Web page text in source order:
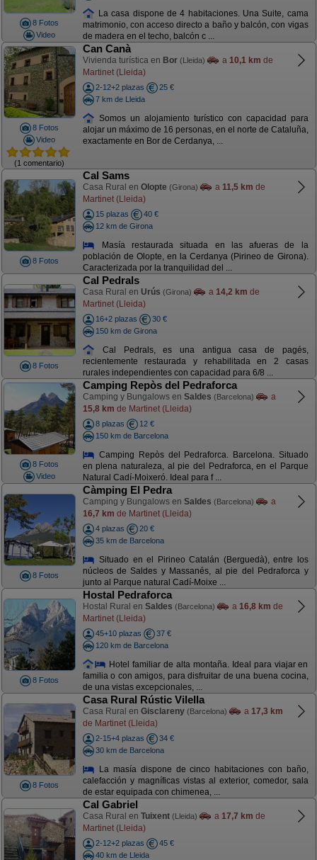
8 Fotos
Video
La casa dispone de 4 habitaciones. Una Suite, cama
matrimonio, con acceso directo a baño y balcón, con vigas
de madera en el techo, balcón c ...
8 Fotos
Video
(1 comentario)
Can Canà
Vivienda turística en Bor (Lleida) a 10,1 km de
Martinet (Lleida)
2-12+2 plazas
25 €
7 km de Lleida
Somos un alojamiento turístico con capacidad para
alojar un máximo de 16 personas, en el norte de Cataluña,
exactamente en Bor de Cerdanya, ...
8 Fotos
Cal Sams
Casa Rural en Olopte (Girona) a 11,5 km de
Martinet (Lleida)
15 plazas
40 €
12 km de Girona
Masía restaurada situada en las afueras de la
población de Olopte, en la Cerdanya (Pirineo de Girona).
Caracterizada por la tranquilidad del ...
8 Fotos
Cal Pedrals
Casa Rural en Urús (Girona) a 14,2 km de
Martinet (Lleida)
16+2 plazas
30 €
150 km de Girona
Cal Pedrals, es una antigua casa de pagés,
recientemente restaurada y rehabilitada en 2 casas
rurales independientes con capacidad para 6/8 ...
8 Fotos
Video
Camping Repòs del Pedraforca
Camping y Bungalows en Saldes (Barcelona)
a
15,8 km de Martinet (Lleida)
8 plazas
12 €
150 km de Barcelona
Camping Repòs del Pedraforca. Barcelona. Situado
en plena naturaleza, al pie del Pedraforca, en el Parque
Natural Cadí-Moixeró. Ideal para f ...
8 Fotos
Càmping El Pedra
Camping y Bungalows en Saldes (Barcelona)
a
16,7 km de Martinet (Lleida)
4 plazas
20 €
35 km de Barcelona
Situado en el Pirineo Catalán (Berguedà), entre los
núcleos de Saldes y Massanés, al pie del Pedraforca y
junto al Parque natural Cadí-Moixe ...
8 Fotos
Hostal Pedraforca
Hostal Rural en Saldes (Barcelona) a 16,8 km de
Martinet (Lleida)
45+10 plazas
37 €
120 km de Barcelona
Hotel familiar de alta montaña. Ideal para viajar en
familia o con amigos, para disfruitar de una buena cocina,
de una vistas excepcionales, ...
8 Fotos
Casa Rural Rústic Vilella
Casa Rural en Gisclareny (Barcelona) a 17,3 km
de Martinet (Lleida)
2-15+4 plazas
34 €
30 km de Barcelona
La masía dispone de cinco habitaciones con baño,
calefacción y magníficas vistas al exterior, comedor, sala
de estar equipada con chimenea, ...
Cal Gabriel
Casa Rural en Tuixent (Lleida) a 17,7 km de
Martinet (Lleida)
2-12+2 plazas
45 €
40 km de Lleida